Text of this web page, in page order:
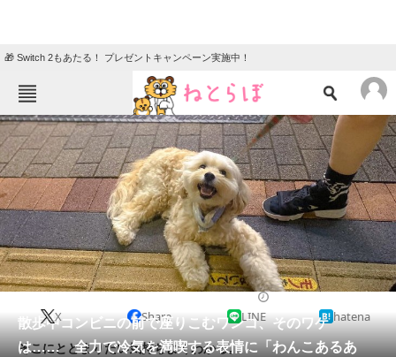
🎁 Switch 2もあたる！ プレゼントキャンペーン実施中！
ねとらぼメニュー
TOP ニュース
エンタメ クイズ
グルメ 地域
住まい 教育・育児
動物 リサーチ
会員記事
散歩中コンビニの前で座りこむワンコ、そのワケ
は…… 全力で冷気を満喫する表情に「わんこあるあ
X Share LINE hatena
そこにとどまりたい気持ちよくわかる。